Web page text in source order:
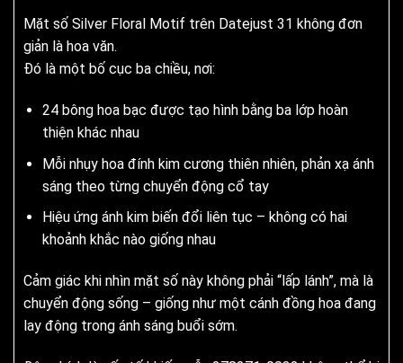
Mặt số Silver Floral Motif trên Datejust 31 không đơn
giản là hoa văn.
Đó là một bố cục ba chiều, nơi:
24 bông hoa bạc được tạo hình bằng ba lớp hoàn
thiện khác nhau
Mỗi nhụy hoa đính kim cương thiên nhiên, phản xạ ánh
sáng theo từng chuyển động cổ tay
Hiệu ứng ánh kim biến đổi liên tục – không có hai
khoảnh khắc nào giống nhau
Cảm giác khi nhìn mặt số này không phải “lấp lánh”, mà là
chuyển động sống – giống như một cánh đồng hoa đang
lay động trong ánh sáng buổi sớm.